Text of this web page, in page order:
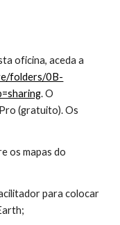
oficina, aceda a
folders/0B-
. O
(gratuito). Os